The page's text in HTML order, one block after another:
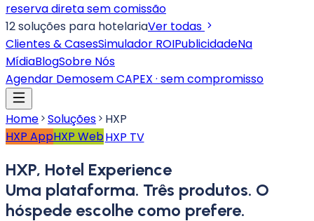
reserva direta sem comissão
12 soluções para hotelariaVer todas
Clientes & CasesSimulador ROIPublicidadeNa
MídiaBlogSobre Nós
Agendar Demosem CAPEX · sem compromisso
Home Soluções
HXP
HXP AppHXP WebHXP TV
HXP, Hotel Experience
Uma plataforma. Três produtos. O
hóspede escolhe como prefere.